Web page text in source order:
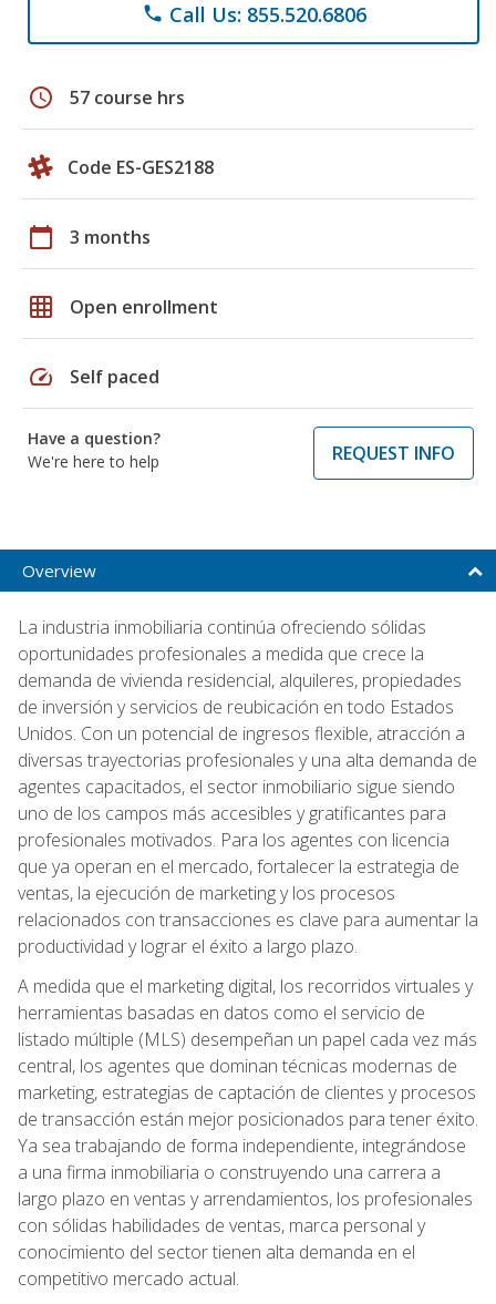
phone Call Us: 855.520.6806
schedule 57 course hrs
Code ES-GES2188
calendar_today 3 months
grid_on Open enrollment
speed Self paced
Have a question?
We're here to help
REQUEST INFO
Overview
La industria inmobiliaria continúa ofreciendo sólidas
oportunidades profesionales a medida que crece la
demanda de vivienda residencial, alquileres, propiedades
de inversión y servicios de reubicación en todo Estados
Unidos. Con un potencial de ingresos flexible, atracción a
diversas trayectorias profesionales y una alta demanda de
agentes capacitados, el sector inmobiliario sigue siendo
uno de los campos más accesibles y gratificantes para
profesionales motivados. Para los agentes con licencia
que ya operan en el mercado, fortalecer la estrategia de
ventas, la ejecución de marketing y los procesos
relacionados con transacciones es clave para aumentar la
productividad y lograr el éxito a largo plazo.
A medida que el marketing digital, los recorridos virtuales y
herramientas basadas en datos como el servicio de
listado múltiple (MLS) desempeñan un papel cada vez más
central, los agentes que dominan técnicas modernas de
marketing, estrategias de captación de clientes y procesos
de transacción están mejor posicionados para tener éxito.
Ya sea trabajando de forma independiente, integrándose
a una firma inmobiliaria o construyendo una carrera a
largo plazo en ventas y arrendamientos, los profesionales
con sólidas habilidades de ventas, marca personal y
conocimiento del sector tienen alta demanda en el
competitivo mercado actual.